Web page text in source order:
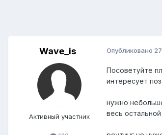
Wave_is
Активный участник
Опубликовано
Посоветуйте
интересует
нужно
весь